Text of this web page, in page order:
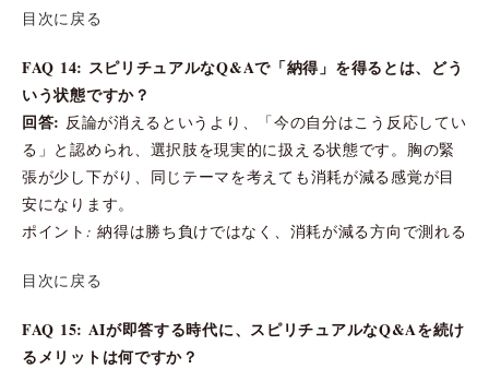
目次に戻る
FAQ 14: スピリチュアルなQ&Aで「納得」を得るとは、どう
いう状態ですか？
回答: 反論が消えるというより、「今の自分はこう反応してい
る」と認められ、選択肢を現実的に扱える状態です。胸の緊
張が少し下がり、同じテーマを考えても消耗が減る感覚が目
安になります。
ポイント: 納得は勝ち負けではなく、消耗が減る方向で測れる
目次に戻る
FAQ 15: AIが即答する時代に、スピリチュアルなQ&Aを続け
るメリットは何ですか？